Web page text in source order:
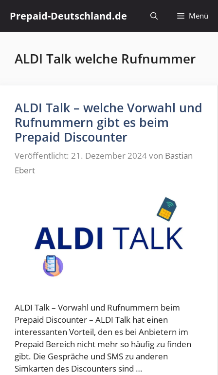
Inhalt
springen
Prepaid-Deutschland.de Menü
ALDI Talk welche Rufnummer
ALDI Talk – welche Vorwahl und
Rufnummern gibt es beim
Prepaid Discounter
Veröffentlicht: 21. Dezember 2024von Bastian
Ebert
ALDI Talk – Vorwahl und Rufnummern beim
Prepaid Discounter – ALDI Talk hat einen
interessanten Vorteil, den es bei Anbietern im
Prepaid Bereich nicht mehr so häufig zu finden
gibt. Die Gespräche und SMS zu anderen
Simkarten des Discounters sind …